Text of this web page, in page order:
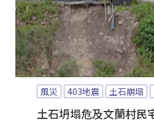
風災 403地震 土石崩塌
土石坍塌危及文蘭村民